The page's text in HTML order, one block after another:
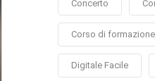
Concerto
Corso di formazione
Digitale Facile